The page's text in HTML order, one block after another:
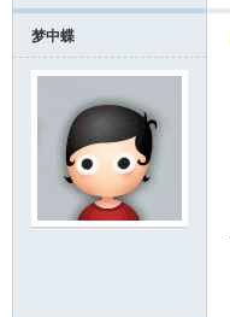
梦中蝶